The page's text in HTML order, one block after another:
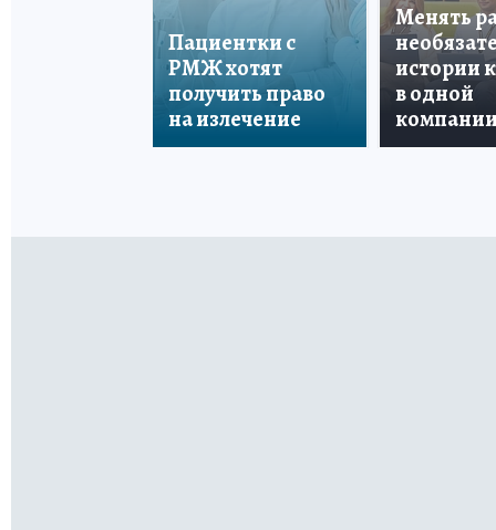
Пациентки с
РМЖ хотят
получить право
на излечение
Менять
истории
в одной